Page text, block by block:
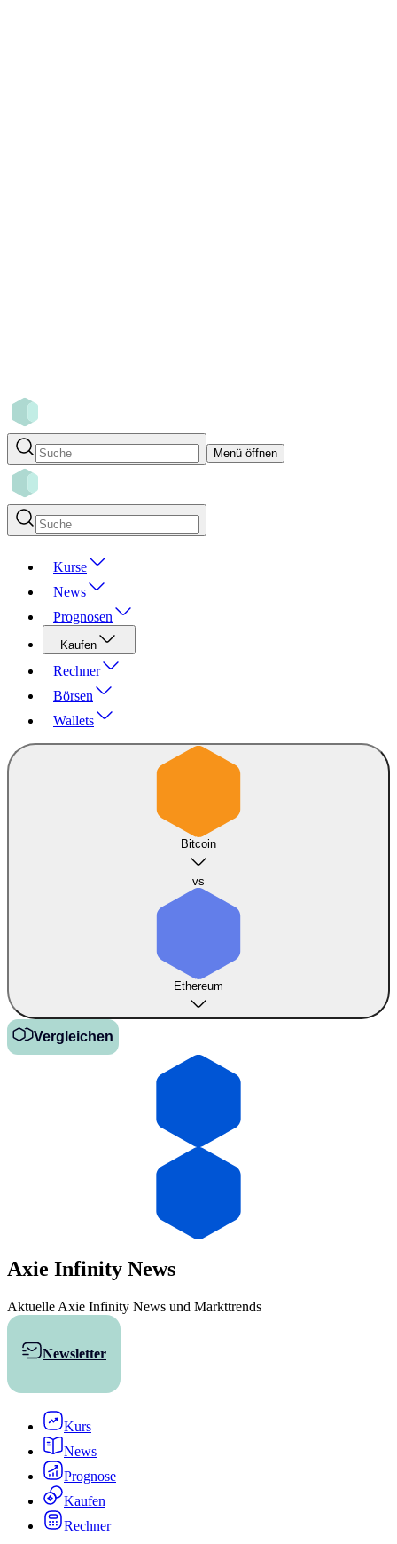
Menü öffnen
Kurse
News
Prognosen
Kaufen
Rechner
Börsen
Wallets
Bitcoin
vs
Ethereum
Vergleichen
Axie Infinity News
Aktuelle Axie Infinity News und Markttrends
Newsletter
Kurs
News
Prognose
Kaufen
Rechner